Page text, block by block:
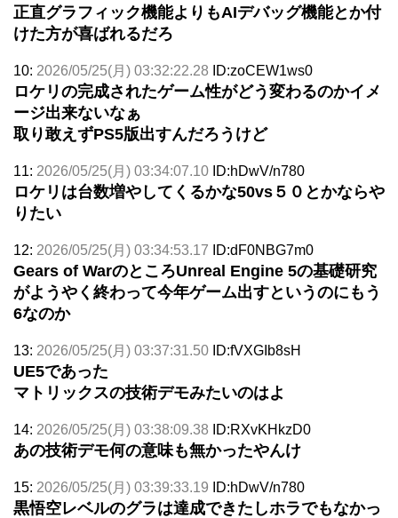
正直グラフィック機能よりもAIデバッグ機能とか付
けた方が喜ばれるだろ
10: 2026/05/25(月) 03:32:22.28 ID:zoCEW1ws0
ロケリの完成されたゲーム性がどう変わるのかイメ
ージ出来ないなぁ
取り敢えずPS5版出すんだろうけど
11: 2026/05/25(月) 03:34:07.10 ID:hDwV/n780
ロケリは台数増やしてくるかな50vs５０とかならや
りたい
12: 2026/05/25(月) 03:34:53.17 ID:dF0NBG7m0
Gears of WarのところUnreal Engine 5の基礎研究
がようやく終わって今年ゲーム出すというのにもう
6なのか
13: 2026/05/25(月) 03:37:31.50 ID:fVXGIb8sH
UE5であった
マトリックスの技術デモみたいのはよ
14: 2026/05/25(月) 03:38:09.38 ID:RXvKHkzD0
あの技術デモ何の意味も無かったやんけ
15: 2026/05/25(月) 03:39:33.19 ID:hDwV/n780
黒悟空レベルのグラは達成できたしホラでもなかっ